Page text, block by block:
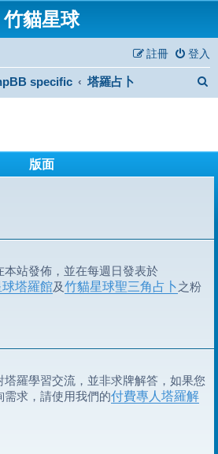
竹貓星球
登入
註冊
specific 塔羅占卜
版面
本站發佈，並在每週日發表於
塔羅館及竹貓星球聖三角占卜之粉
塔羅學習交流，並非求牌解答，如果您
需求，請使用我們的付費專人塔羅解